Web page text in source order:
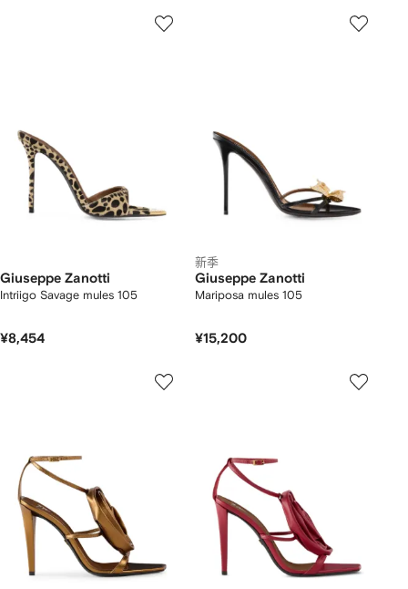
Giuseppe Zanotti
Intriigo Savage mules 105
¥8,454
新季
Giuseppe Zanotti
Mariposa mules 105
¥15,200